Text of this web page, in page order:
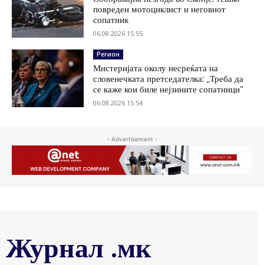
повреден мотоциклист и неговиот
сопатник
06.08.2026 15:55
Регион
Мистеријата околу несреќата на
словенечката претседателка: „Треба да
се каже кои биле нејзините сопатници“
06.08.2026 15:54
- Advertisement -
Журнал .мк